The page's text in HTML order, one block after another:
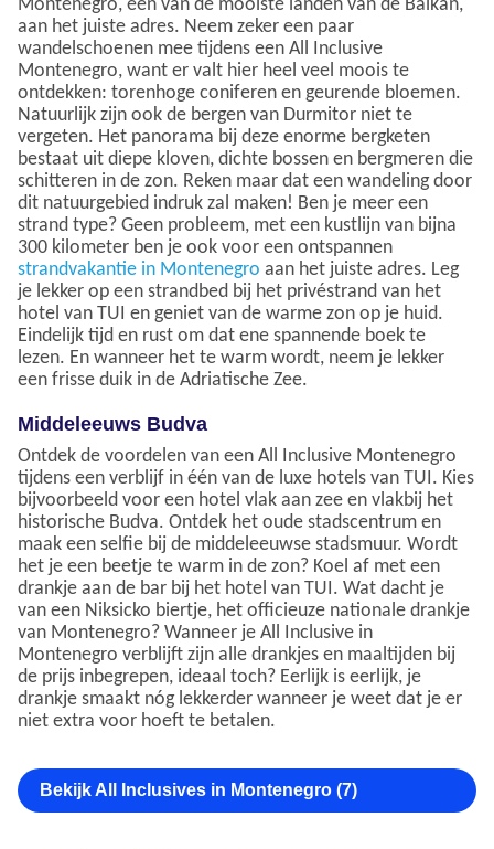
Montenegro, een van de mooiste landen van de Balkan,
aan het juiste adres. Neem zeker een paar
wandelschoenen mee tijdens een All Inclusive
Montenegro, want er valt hier heel veel moois te
ontdekken: torenhoge coniferen en geurende bloemen.
Natuurlijk zijn ook de bergen van Durmitor niet te
vergeten. Het panorama bij deze enorme bergketen
bestaat uit diepe kloven, dichte bossen en bergmeren die
schitteren in de zon. Reken maar dat een wandeling door
dit natuurgebied indruk zal maken! Ben je meer een
strand type? Geen probleem, met een kustlijn van bijna
300 kilometer ben je ook voor een ontspannen
strandvakantie in Montenegro aan het juiste adres. Leg
je lekker op een strandbed bij het privéstrand van het
hotel van TUI en geniet van de warme zon op je huid.
Eindelijk tijd en rust om dat ene spannende boek te
lezen. En wanneer het te warm wordt, neem je lekker
een frisse duik in de Adriatische Zee.
Middeleeuws Budva
Ontdek de voordelen van een All Inclusive Montenegro
tijdens een verblijf in één van de luxe hotels van TUI. Kies
bijvoorbeeld voor een hotel vlak aan zee en vlakbij het
historische Budva. Ontdek het oude stadscentrum en
maak een selfie bij de middeleeuwse stadsmuur. Wordt
het je een beetje te warm in de zon? Koel af met een
drankje aan de bar bij het hotel van TUI. Wat dacht je
van een Niksicko biertje, het officieuze nationale drankje
van Montenegro? Wanneer je All Inclusive in
Montenegro verblijft zijn alle drankjes en maaltijden bij
de prijs inbegrepen, ideaal toch? Eerlijk is eerlijk, je
drankje smaakt nóg lekkerder wanneer je weet dat je er
niet extra voor hoeft te betalen.
Bekijk All Inclusives in Montenegro (7)